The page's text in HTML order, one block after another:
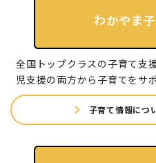
全国トップクラスの子育て支
児支援の両方から子育てをサ
子育て情報につ